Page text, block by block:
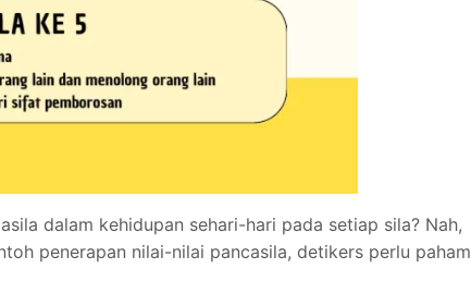
dalam kehidupan sehari-hari pada setiap sila? Nah,
penerapan nilai-nilai pancasila, detikers perlu paham